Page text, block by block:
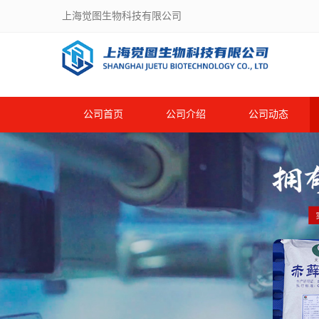
上海觉图生物科技有限公司
公司首页 公司介绍 公司动态